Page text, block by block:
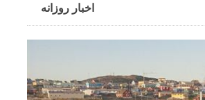
اخبار روزانه